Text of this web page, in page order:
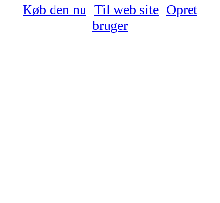
Køb den nu Til web site Opret
bruger